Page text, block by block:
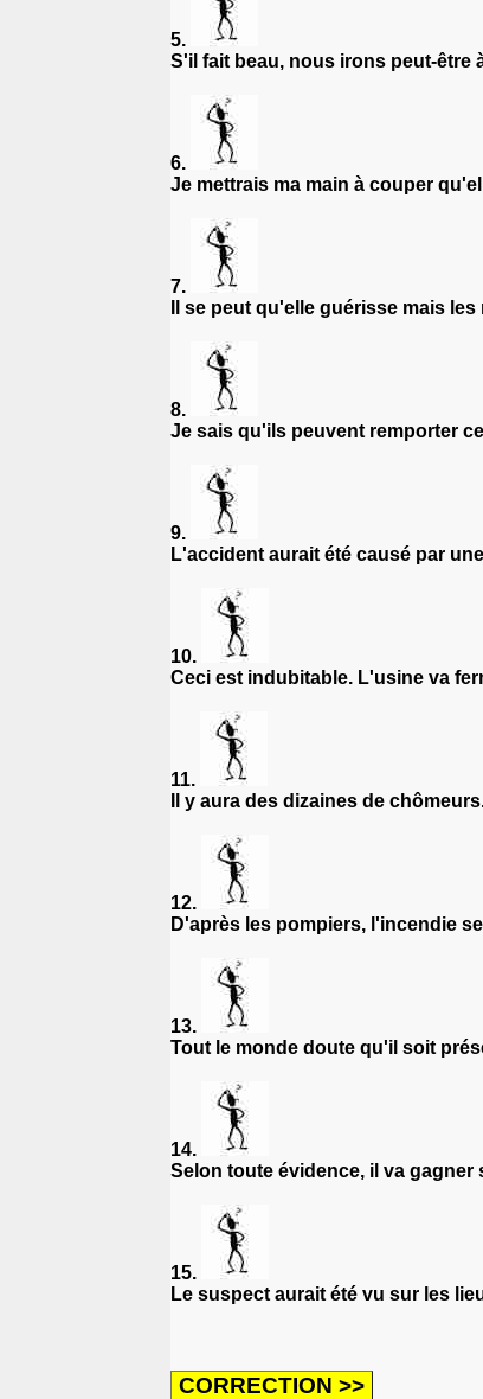
5.
S'il fait beau, nous irons peut-être
6.
Je mettrais ma main à couper
7.
Il se peut qu'elle guérisse mais
8.
Je sais qu'ils peuvent remporter
9.
L'accident aurait été causé par
10.
Ceci est indubitable. L'usine va
11.
Il y aura des dizaines de
12.
D'après les pompiers, l'incendie
13.
Tout le monde doute qu'il soit
14.
Selon toute évidence, il va gagner
15.
Le suspect aurait été vu sur les